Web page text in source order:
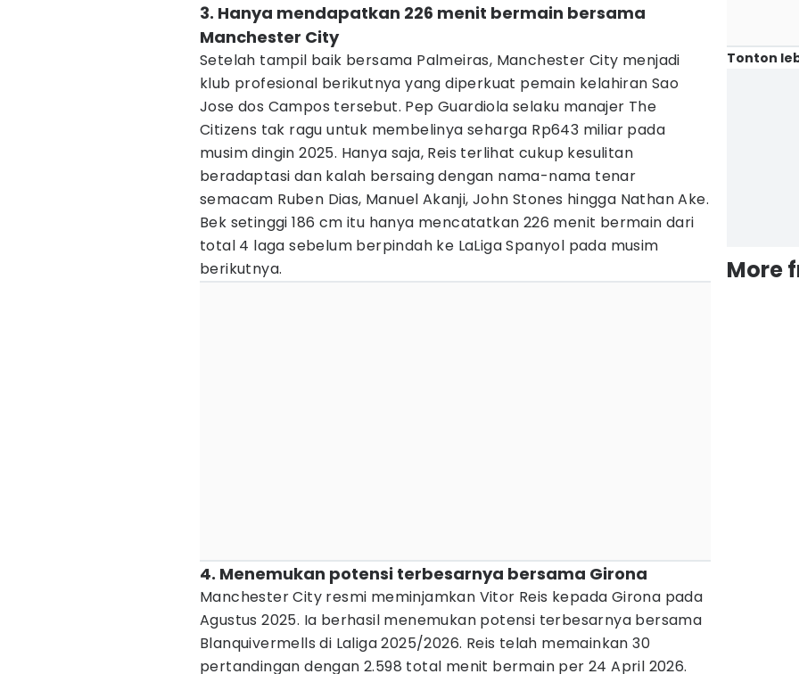
3. Hanya mendapatkan 226 menit bermain bersama
Manchester City
Setelah tampil baik bersama Palmeiras, Manchester City menjadi
klub profesional berikutnya yang diperkuat pemain kelahiran Sao
Jose dos Campos tersebut. Pep Guardiola selaku manajer The
Citizens tak ragu untuk membelinya seharga Rp643 miliar pada
musim dingin 2025. Hanya saja, Reis terlihat cukup kesulitan
beradaptasi dan kalah bersaing dengan nama-nama tenar
semacam Ruben Dias, Manuel Akanji, John Stones hingga Nathan Ake.
Bek setinggi 186 cm itu hanya mencatatkan 226 menit bermain dari
total 4 laga sebelum berpindah ke LaLiga Spanyol pada musim
berikutnya.
4. Menemukan potensi terbesarnya bersama Girona
Manchester City resmi meminjamkan Vitor Reis kepada Girona pada
Agustus 2025. Ia berhasil menemukan potensi terbesarnya bersama
Blanquivermells di Laliga 2025/2026. Reis telah memainkan 30
pertandingan dengan 2.598 total menit bermain per 24 April 2026.
Tonton
More